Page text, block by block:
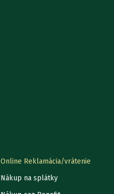
Online Reklamácia/vrátenie
Nákup na splátky